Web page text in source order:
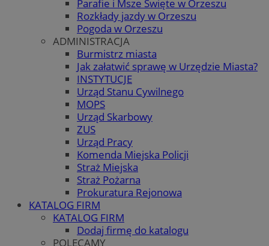
Parafie i Msze Święte w Orzeszu
Rozkłady jazdy w Orzeszu
Pogoda w Orzeszu
ADMINISTRACJA
Burmistrz miasta
Jak załatwić sprawę w Urzędzie Miasta?
INSTYTUCJE
Urząd Stanu Cywilnego
MOPS
Urząd Skarbowy
ZUS
Urząd Pracy
Komenda Miejska Policji
Straż Miejska
Straż Pożarna
Prokuratura Rejonowa
KATALOG FIRM
KATALOG FIRM
Dodaj firmę do katalogu
POLECAMY